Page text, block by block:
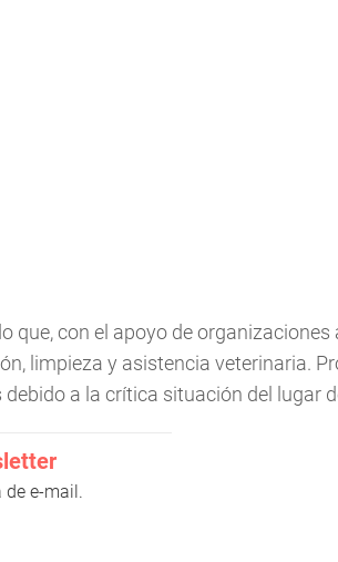
que, con el apoyo de
limpieza y asistencia veterinaria.
a la crítica situación del lugar
de e-mail.